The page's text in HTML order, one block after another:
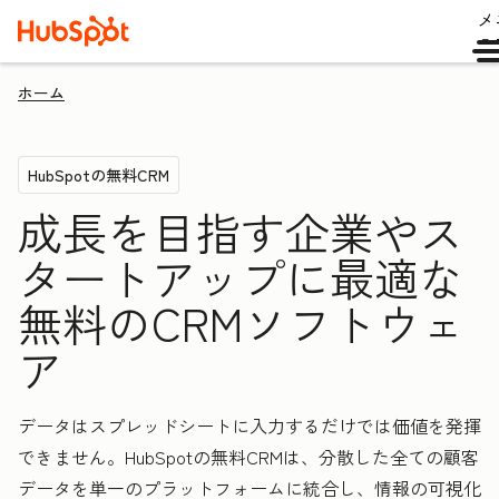
ホーム
HubSpotの無料CRM
成長を目指す企業やス
タートアップに最適な
無料のCRMソフトウェ
ア
データはスプレッドシートに入力するだけでは価値を発揮
できません。HubSpotの無料CRMは、分散した全ての顧客
データを単一のプラットフォームに統合し、情報の可視化